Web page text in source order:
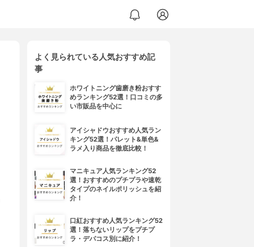
よく見られている人気おすすめ記
事
ホワイトニング歯磨き粉おすす
めランキング52選！口コミの多
い市販品を中心に
アイシャドウおすすめ人気ラン
キング52選！パレット&単色&
ラメ入り商品を徹底比較！
マニキュア人気ランキング52
選！おすすめのプチプラや速乾
タイプのネイルポリッシュを紹
介！
口紅おすすめ人気ランキング52
選！落ちないリップをプチプ
ラ・デパコス別に紹介！